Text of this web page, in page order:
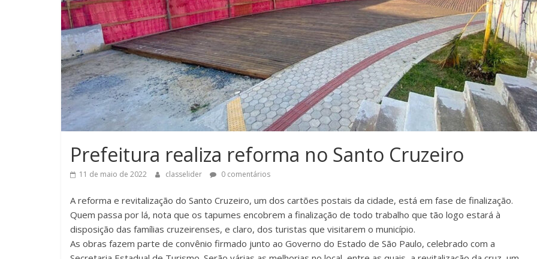
Prefeitura realiza reforma no Santo Cruzeiro
11 de maio de 2022 classelider 0 comentários
A reforma e revitalização do Santo Cruzeiro, um dos cartões postais da cidade, está em fase de finalização.
Quem passa por lá, nota que os tapumes encobrem a finalização de todo trabalho que tão logo estará à
disposição das famílias cruzeirenses, e claro, dos turistas que visitarem o município.
As obras fazem parte de convênio firmado junto ao Governo do Estado de São Paulo, celebrado com a